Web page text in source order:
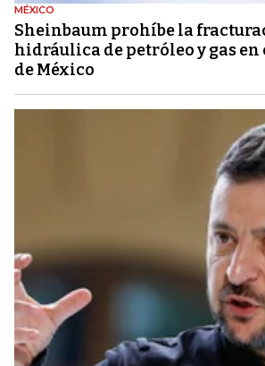
MÉXICO
Sheinbaum prohíbe la
hidráulica de petróleo y gas en
de México